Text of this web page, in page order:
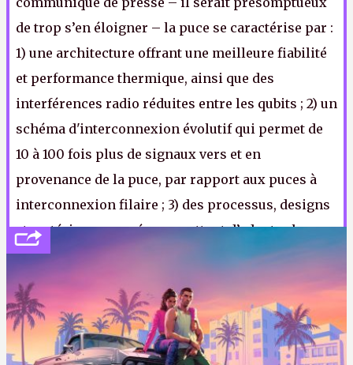
de trop s’en éloigner – la puce se caractérise par :
1) une architecture offrant une meilleure fiabilité
et performance thermique, ainsi que des
interférences radio réduites entre les qubits ; 2) un
schéma d'interconnexion évolutif qui permet de
10 à 100 fois plus de signaux vers et en
provenance de la puce, par rapport aux puces à
interconnexion filaire ; 3) des processus, designs
et matériaux avancés permettant d’adapter le
boîtier Intel aux circuits intégrés quantiques, bien
plus grands que les puces silicium
conventionnelles. L’objectif d’Intel est d’aboutir à
la fabrication d’un processeur 49 qubits. On ne
l'arrête plus je vous dis.